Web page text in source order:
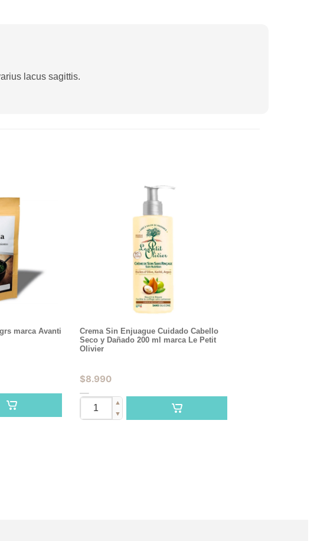
lacus sagittis.
marca Avanti
Crema Sin Enjuague Cuidado Cabello
Seco y Dañado 200 ml marca Le Petit
Olivier
$8.990
▲
▼